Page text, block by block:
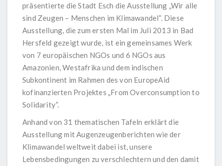
präsentierte die Stadt Esch die Ausstellung „Wir alle
sind Zeugen – Menschen im Klimawandel“. Diese
Ausstellung, die zum ersten Mal im Juli 2013 in Bad
Hersfeld gezeigt wurde, ist ein gemeinsames Werk
von 7 europäischen NGOs und 6 NGOs aus
Amazonien, Westafrika und dem indischen
Subkontinent im Rahmen des von EuropeAid
kofinanzierten Projektes „From Overconsumption to
Solidarity“.
Anhand von 31 thematischen Tafeln erklärt die
Ausstellung mit Augenzeugenberichten wie der
Klimawandel weltweit dabei ist, unsere
Lebensbedingungen zu verschlechtern und den damit